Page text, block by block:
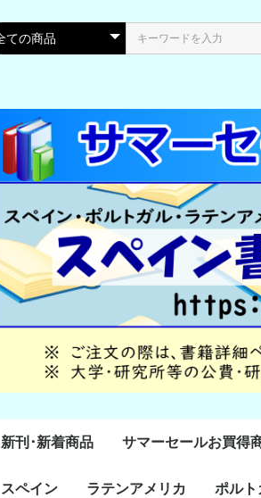
新刊･新着商品 サマーセールお買得
スペイン ラテンアメリカ ポルト